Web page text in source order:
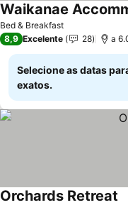
Bed & Breakfast
Waikanae
8,9 Excelente 28 a
Selecione as datas
exatos.
Orchards Retreat